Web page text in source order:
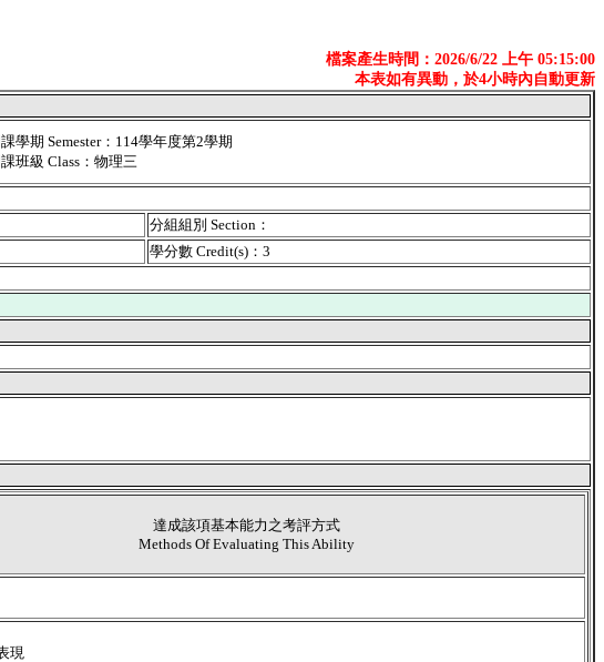
檔案產生時間：2026/6/22 上午 05:15:00
本表如有異動，於4小時內自動更新
學期 Semester：114學年度第2學期
班級 Class：物理三
分組組別 Section：
學分數 Credit(s)：3
達成該項基本能力之考評方式
Methods Of Evaluating This Ability
現